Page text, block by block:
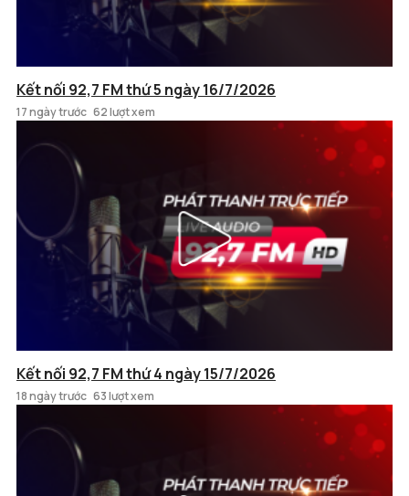
Kết nối 92,7 FM thứ 5 ngày 16/7/2026
17 ngày trước 62 lượt xem
Kết nối 92,7 FM thứ 4 ngày 15/7/2026
18 ngày trước 63 lượt xem